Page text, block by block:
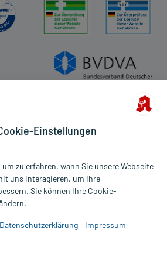
ggf. zzgl. Versandkosten
Website werden ausschließlich für
durch einen Arzt. Bitte
können. | Diese Webseite benutzt
Einstellungen
zu erfahren, wann Sie unsere Webseite
uns interagieren, um Ihre
Sie können Ihre Cookie-
Datenschutzerklärung Impressum